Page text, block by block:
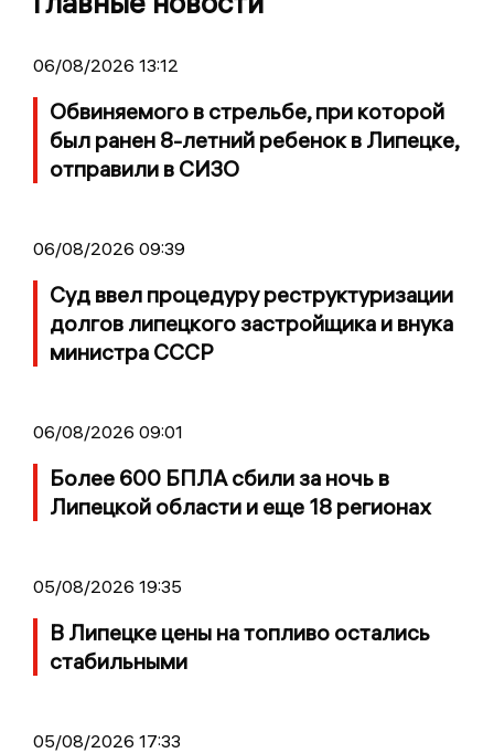
06/08/2026 13:12
Обвиняемого в стрельбе, при которой
был ранен 8-летний ребенок в Липецке,
отправили в СИЗО
06/08/2026 09:39
Суд ввел процедуру реструктуризации
долгов липецкого застройщика и внука
министра СССР
06/08/2026 09:01
Более 600 БПЛА сбили за ночь в
Липецкой области и еще 18 регионах
05/08/2026 19:35
В Липецке цены на топливо остались
стабильными
05/08/2026 17:33